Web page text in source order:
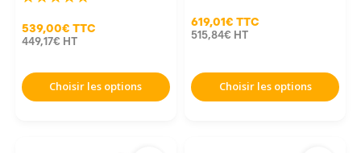
539,00€ TTC
449,17€ HT
Choisir les options
619,01€ TTC
515,84€ HT
Choisir les options